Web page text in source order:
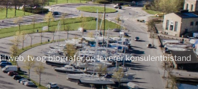
web, tv og biografer og leverer konsulentbistand